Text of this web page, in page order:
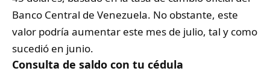
Banco Central de Venezuela. No obstante, este
valor podría aumentar este mes de julio, tal y como
sucedió en junio.
Consulta de saldo con tu cédula